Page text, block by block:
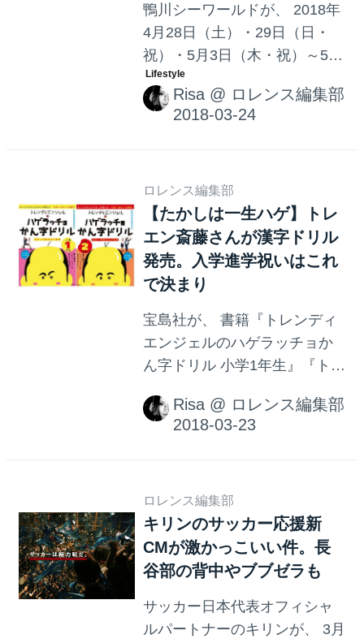
鴨川シーワールドが、 2018年
4月28日（土）・29日（日・
祝）・5月3日（木・祝）～5月
5日（土・祝）までの5日間限
定で「トロピカルアイランド
ナイトステイ」を開催。
Risa @ ロレンス編集部
ロレンス編集部
【たかしは一生ハゲ】トレ
エン斎藤さんが漢字ドリル
発売。入学進学祝いはこれ
で決まり
宝島社が、 書籍『トレンディ
エンジェルのハゲラッチョか
ん字ドリル 小学1年生』『トレ
チョかん字ドリル2小学2年
生』を2018年3月26日（月）
れる。
Risa @ ロレンス編集部
ロレンス編集部
キリンのサッカー応援新
CMが激かっこいい件。長
谷部の背中やブブゼラも
サッカー日本代表オフィシャ
ルパートナーのキリンが、 3月